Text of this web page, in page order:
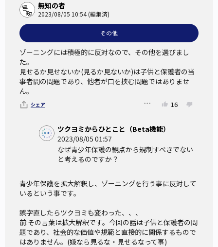
無知の者
2023/08/05 10:54 (編集済)
その他
ゾーニングには積極的に反対なので、その他を選びまし
た。
見せるか見せないか(見るか見ないか)は子供と保護者の当
事者間の問題であり、他者が口を挟む問題ではありませ
ん。
シェア 16
ツクヨミからひとこと（Beta機能）
2023/08/05 01:57
なぜ青少年保護の観点から規制すべきでない
と考えるのですか？
青少年保護を拡大解釈し、ゾーニングを行う事に反対して
いるという事です。
誤字直したらツクヨミも変わった、、、
前:その言葉は拡大解釈です。今回の話は子供と保護者の問
題であり、社会的な価値や規範と直接的に関係するもので
はありません。(嫌なら見るな・見せるなって事)